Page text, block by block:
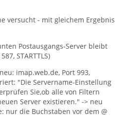
versucht - mit gleichem Ergebnis
Postausgangs-Server bleibt
STARTTLS)
imap.web.de, Port 993,
"Die Servername-Einstellung
Sie,ob alle von Filtern
Server existieren." -> neu
nur die Buchstaben vor dem @